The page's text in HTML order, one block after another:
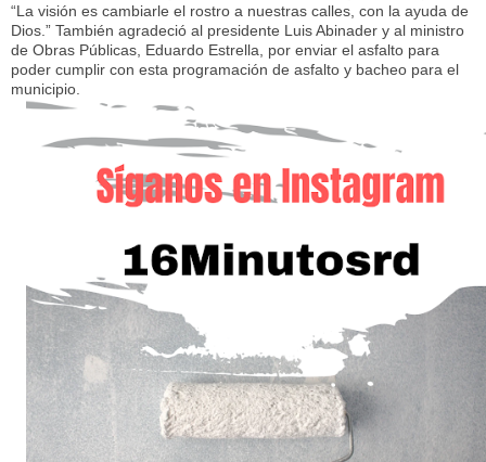
“La visión es cambiarle el rostro a nuestras calles, con la ayuda de
Dios.” También agradeció al presidente Luis Abinader y al ministro
de Obras Públicas, Eduardo Estrella, por enviar el asfalto para
poder cumplir con esta programación de asfalto y bacheo para el
municipio.